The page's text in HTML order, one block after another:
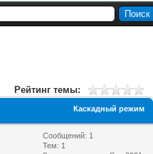
Рейтинг темы:
Каскадный режим
Сообщений: 1
Тем: 1